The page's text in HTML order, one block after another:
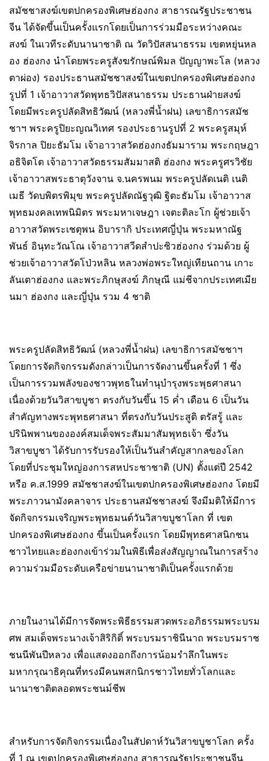
สมัชชาสงฆ์เขตปกครองพิเศษฮ่องกง สาธารณรัฐประชาชน
จีน ได้จัดขึ้นเป็นครั้งแรกโดยเป็นการร่วมมือระหว่างคณะ
สงฆ์ ในเวทีระดับนานาชาติ ณ วัดวิปัสสนาธรรม เขตหยุ่นหล
อง ฮ่องกง นำโดยพระครูสังฆรักษณ์พิมล ปัญญาพะโล (หลวง
ตาผ่อง) รองประธานสมัชชาสงฆ์ในเขตปกครองพิเศษฮ่องกง
รูปที่ 1 เจ้าอาวาสวัดพุทธวิปัสสนาธรรม ประธานฝ่ายสงฆ์
โดยมีพระครูปลัดสิทธิวัฒน์ (หลวงพี่น้ำฝน) เลขาธิการสมัช
ชาฯ พระครูปิยะญณวิเทศ รองประธานรูปที่ 2 พระครูสมุห์
จิรกาล ปิยะธัมโม เจ้าอาวาสวัดฮ่องกงธัมมาราม พระกฤษฎา
อธิจิตโต เจ้าอาวาสวัดธรรมสัมมาสติ ฮ่องกง พระครูศรวิชัย
เจ้าอาวาสพระธาตุวังจาน จ.นครพนม พระครูปลัดเนติ เนติ
เมธี วัดบพิตรพิมุข พระครูปลัดณัฐวุฒิ ฐิตะธัมโม เจ้าอาวาส
พุทธมงคลเทพนิมิตร พระมหาเจษฎา เจตะติละโก ผู้ช่วยเจ้า
อาวาสวัดพระเชตุพน อิบารากิ ประเทศญี่ปุ่น พระมหาณัฐ
พันธ์ อินฺทะวัณโณ เจ้าอาวาสวีดสำปะซิวฮ่องกง ร่วมด้วย ผู้
ช่วยเจ้าอาวาสวัดโป่วหลิน หลวงพ่อพระใหญ่เทียนถาน เกาะ
ลันเตาฮ่องกง และพระภิกษุสงฆ์ ภิกษุณี แม่ชีจากประเทศเมีย
นมา ฮ่องกง และญี่ปุ่น รวม 4 ชาติ
พระครูปลัดสิทธิวัฒน์ (หลวงพี่น้ำฝน) เลขาธิการสมัชชาฯ
โดยการจัดกิจกรรมดังกล่าวเป็นการจัดงานขึ้นครั้งที่ 1 ซึ่ง
เป็นการรวมพลังของชาวพุทธในทำนุบำรุงพระพุธศาสนา
เนื่องด้วยวันวิสาขบูชา ตรงกับวันขึ้น 15 ค่ำ เดือน 6 เป็นวัน
สำคัญทางพระพุทธศาสนา ที่ตรงกับวันประสูติ ตรัสรู้ และ
ปรินิพพานขององค์สมเด็จพระสัมมาสัมพุทธเจ้า ซึ่งวัน
วิสาขบูชา ได้รับการรับรองให้เป็นวันสำคัญสากลของโลก
โดยที่ประชุมใหญ่องการสหประชาชาติ (UN) ตั้งแต่ปี 2542
หรือ ค.ส.1999 สมัชชาสงฆ์ในเขตปกครองพิเศษฮ่องกง โดยมี
พระภาวนามังคลาจาร ประธานสมัชชาสงฆ์ จึงมีมติให้มีการ
จัดกิจกรรมเจริญพระพุทธมนต์วันวิสาขบูชาโลก ที่ เขต
ปกครองพิเศษฮ่องกง ขึ้นเป็นครั้งแรก โดยมีพุทธศาสนิกชน
ชาวไทยและฮ่องกงเข้าร่วมในพิธีเพื่อส่งสัญญาณในการสร้าง
ความร่วมมือระดับเครือข่ายนานาชาติเป็นครั้งแรกด้วย
ภายในงานได้มีการจัดพระพิธีธรรมสวดพระอภิธรรมพระบรม
ศพ สมเด็จพระนางเจ้าสิริกิติ์ พระบรมราชินีนาถ พระบรมราช
ชนนีพันปีหลวง เพื่อแสดงออกถึงการน้อมรำลึกในพระ
มหากรุณาธิคุณที่ทรงมีคนพสกนิกรชาวไทยทั่วโลกและ
นานาชาติตลอดพระชนม์ชีพ
สำหรับการจัดกิจกรรมเนื่องในสัปดาห์วันวิสาขบูชาโลก ครั้ง
ที่ 1 ณ เขตปกครองพิเศษฮ่องกง สาธารณรัฐประชาชนจีน